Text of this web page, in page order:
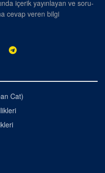
içerik yayınlayan ve soru-
cevap veren bilgi
Cat)